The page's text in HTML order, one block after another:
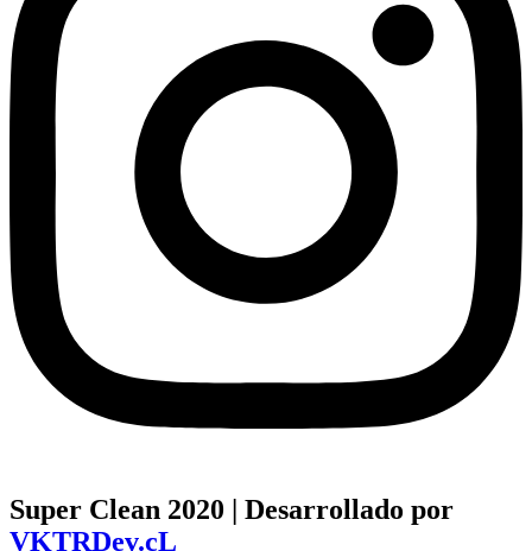
Super Clean 2020 | Desarrollado por
VKTRDev.cL